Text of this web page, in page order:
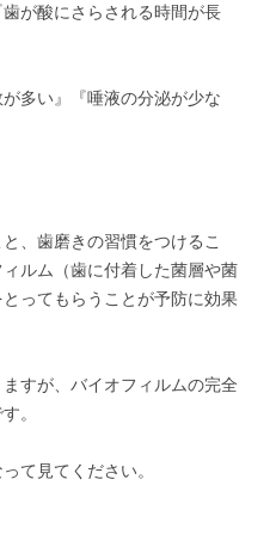
が酸にさらされる時間が長
多い』『唾液の分泌が少な
、歯磨きの習慣をつけるこ
ルム（歯に付着した菌層や菌
ってもらうことが予防に効果
すが、バイオフィルムの完全
。
て見てください。